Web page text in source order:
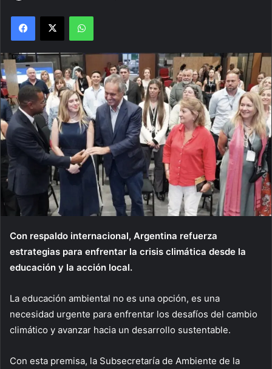
Facebook
X WhatsApp
Con respaldo internacional, Argentina refuerza
estrategias para enfrentar la crisis climática desde la
educación y la acción local.
La educación ambiental no es una opción, es una
necesidad urgente para enfrentar los desafíos del cambio
climático y avanzar hacia un desarrollo sustentable.
Con esta premisa, la Subsecretaría de Ambiente de la